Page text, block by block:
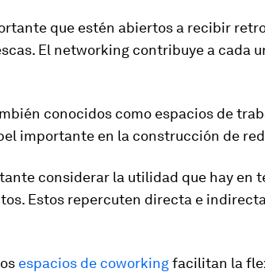
que estén abiertos a recibir
El networking contribuye a cada
conocidos como espacios de
importante en la construcción de
considerar la utilidad que hay en
Estos repercuten directa e
espacios de coworkingfacilitan la